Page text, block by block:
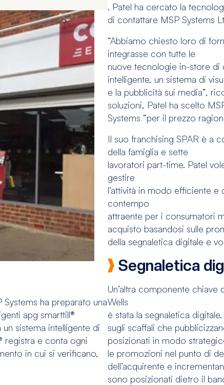
ha preparato una
apg smarttill®
sistema intelligente di
registra e conta ogni
in cui si verificano,
. Patel ha cercato la
di contattare MSP Systems
“Abbiamo chiesto loro di
integrasse con tutte le
nuove tecnologie in-store di
intelligente, un sistema di
e la pubblicità sui media”,
soluzioni, Patel ha scelto
Systems “per il prezzo
Il suo franchising SPAR è a
della famiglia e sette
lavoratori part-time. Patel
gestire
l’attività in modo efficiente
contempo
attraente per i consumatori
acquisto basandosi sulle
della segnaletica digitale e
Segnaletica
Un’altra componente chiave
Wells
è stata la segnaletica
sugli scaffali che
posizionati in modo
le promozioni nel punto di
dell’acquirente e
sono posizionati dietro il